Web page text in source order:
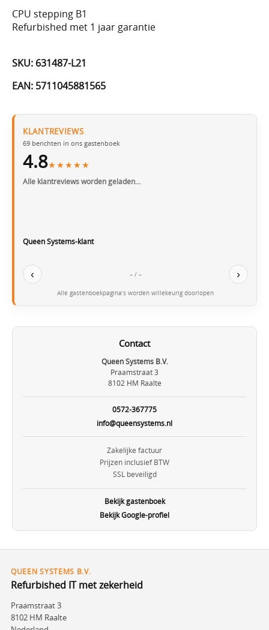
CPU stepping B1
Refurbished met 1 jaar garantie
SKU: 631487-L21
EAN: 5711045881565
KLANTREVIEWS
69 berichten in ons gastenboek
4.8★★★★★
Alle klantreviews worden geladen…
Queen Systems-klant
‹ – / – ›
Alle gastenboekpagina’s worden willekeurig doorlopen
Contact
Queen Systems B.V.
Praamstraat 3
8102 HM Raalte
0572-367775
info@queensystems.nl
Zakelijke factuur
Prijzen inclusief BTW
SSL beveiligd
Bekijk gastenboek
Bekijk Google-profiel
QUEEN SYSTEMS B.V.
Refurbished IT met zekerheid
Praamstraat 3
8102 HM Raalte